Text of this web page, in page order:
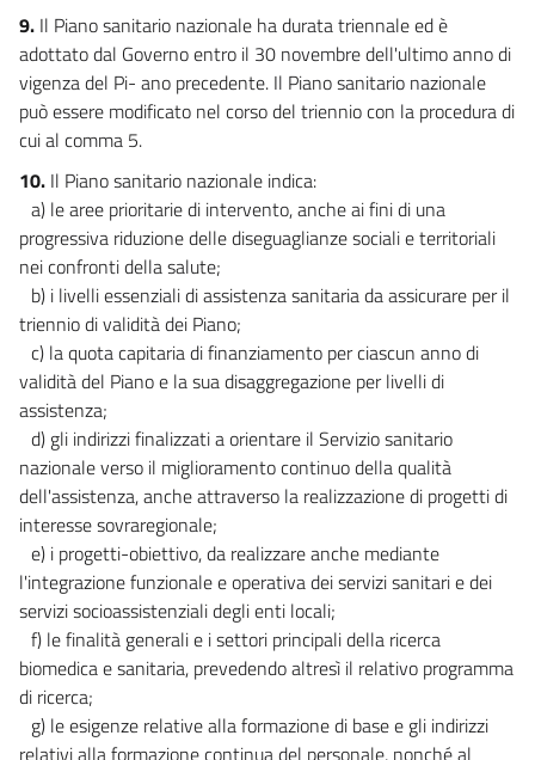
9. Il Piano sanitario nazionale ha durata triennale ed è
adottato dal Governo entro il 30 novembre dell'ultimo anno di
vigenza del Pi- ano precedente. Il Piano sanitario nazionale
può essere modificato nel corso del triennio con la procedura di
cui al comma 5.
10. Il Piano sanitario nazionale indica:
a) le aree prioritarie di intervento, anche ai fini di una
progressiva riduzione delle diseguaglianze sociali e territoriali
nei confronti della salute;
b) i livelli essenziali di assistenza sanitaria da assicurare per il
triennio di validità dei Piano;
c) la quota capitaria di finanziamento per ciascun anno di
validità del Piano e la sua disaggregazione per livelli di
assistenza;
d) gli indirizzi finalizzati a orientare il Servizio sanitario
nazionale verso il miglioramento continuo della qualità
dell'assistenza, anche attraverso la realizzazione di progetti di
interesse sovraregionale;
e) i progetti-obiettivo, da realizzare anche mediante
l'integrazione funzionale e operativa dei servizi sanitari e dei
servizi socioassistenziali degli enti locali;
f) le finalità generali e i settori principali della ricerca
biomedica e sanitaria, prevedendo altresì il relativo programma
di ricerca;
g) le esigenze relative alla formazione di base e gli indirizzi
relativi alla formazione continua del personale, nonché al